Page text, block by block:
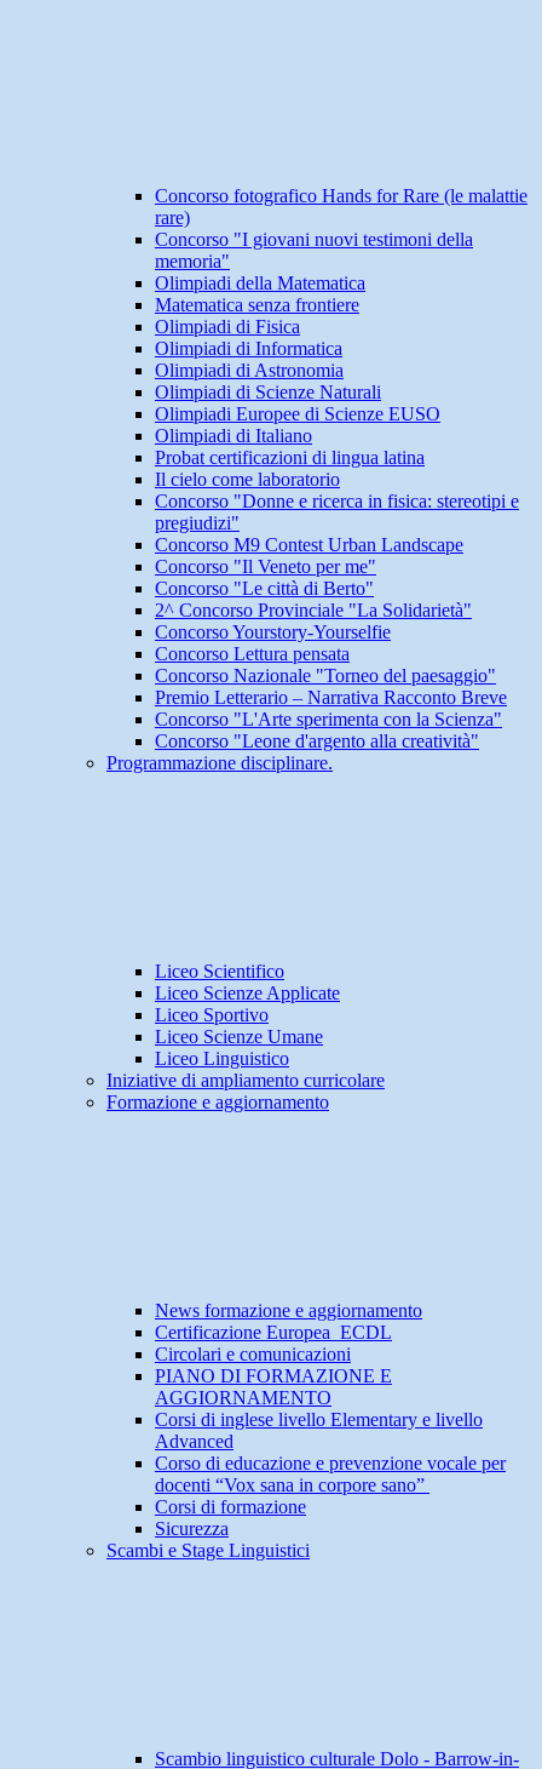
Concorso fotografico Hands for Rare (le malattie
rare)
Concorso "I giovani nuovi testimoni della
memoria"
Olimpiadi della Matematica
Matematica senza frontiere
Olimpiadi di Fisica
Olimpiadi di Informatica
Olimpiadi di Astronomia
Olimpiadi di Scienze Naturali
Olimpiadi Europee di Scienze EUSO
Olimpiadi di Italiano
Probat certificazioni di lingua latina
Il cielo come laboratorio
Concorso "Donne e ricerca in fisica: stereotipi e
pregiudizi"
Concorso M9 Contest Urban Landscape
Concorso "Il Veneto per me"
Concorso "Le città di Berto"
2^ Concorso Provinciale "La Solidarietà"
Concorso Yourstory-Yourselfie
Concorso Lettura pensata
Concorso Nazionale "Torneo del paesaggio"
Premio Letterario – Narrativa Racconto Breve
Concorso "L'Arte sperimenta con la Scienza"
Concorso "Leone d'argento alla creatività"
Programmazione disciplinare.
Liceo Scientifico
Liceo Scienze Applicate
Liceo Sportivo
Liceo Scienze Umane
Liceo Linguistico
Iniziative di ampliamento curricolare
Formazione e aggiornamento
News formazione e aggiornamento
Certificazione Europea ECDL
Circolari e comunicazioni
PIANO DI FORMAZIONE E
AGGIORNAMENTO
Corsi di inglese livello Elementary e livello
Advanced
Corso di educazione e prevenzione vocale per
docenti “Vox sana in corpore sano”
Corsi di formazione
Sicurezza
Scambi e Stage Linguistici
Scambio linguistico culturale Dolo - Barrow-in-